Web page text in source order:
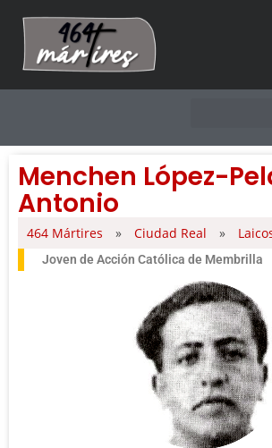
Menchen López-
Antonio
464 Mártires » Ciudad Real »
Joven de Acción Católica de Membrilla